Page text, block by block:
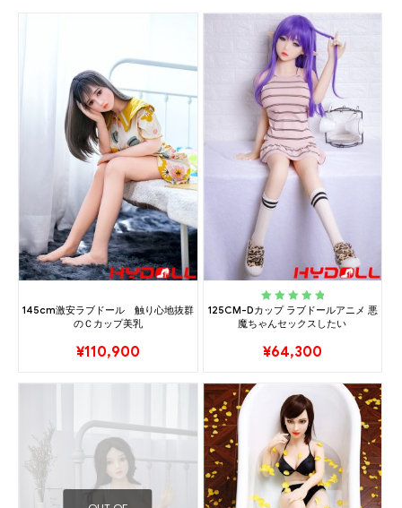
145cm激安ラブドール 触り心地抜群
のＣカップ美乳
¥110,900
Rated5.00 out
of 5
125CM-Dカップ ラブドールアニメ 悪
魔ちゃんセックスしたい
¥64,300